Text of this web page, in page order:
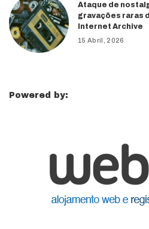
Ataque de
gravações raras
Internet Archive
15 Abril, 2026
Powered by: